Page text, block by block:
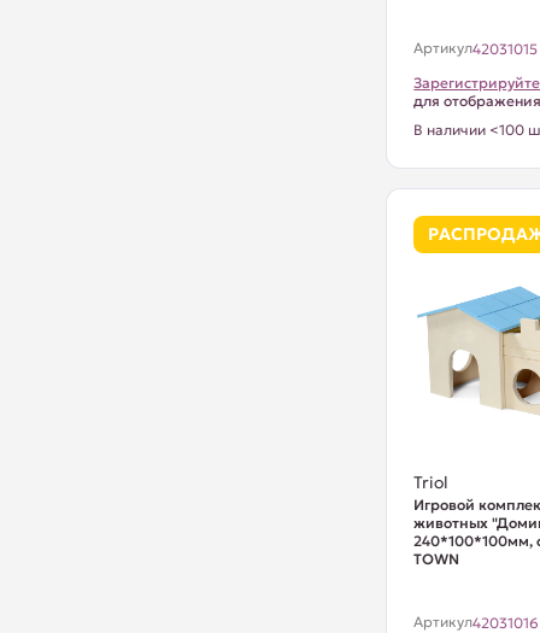
Артикул42031015
для
В наличии <100
Triol
Игровой
животных
240*100*100мм,
TOWN
Артикул42031016